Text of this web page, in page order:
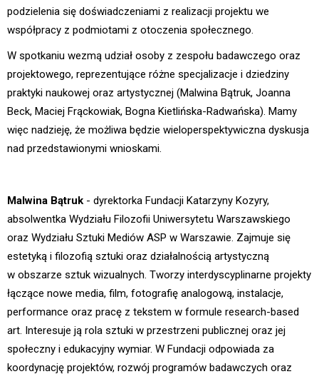
podzielenia się doświadczeniami z realizacji projektu we
współpracy z podmiotami z otoczenia społecznego.
W spotkaniu wezmą udział osoby z zespołu badawczego oraz
projektowego, reprezentujące różne specjalizacje i dziedziny
praktyki naukowej oraz artystycznej (Malwina Bątruk, Joanna
Beck, Maciej Frąckowiak, Bogna Kietlińska-Radwańska). Mamy
więc nadzieję, że możliwa będzie wieloperspektywiczna dyskusja
nad przedstawionymi wnioskami.
Malwina Bątruk - dyrektorka Fundacji Katarzyny Kozyry,
absolwentka Wydziału Filozofii Uniwersytetu Warszawskiego
oraz Wydziału Sztuki Mediów ASP w Warszawie. Zajmuje się
estetyką i filozofią sztuki oraz działalnością artystyczną
w obszarze sztuk wizualnych. Tworzy interdyscyplinarne projekty
łączące nowe media, film, fotografię analogową, instalacje,
performance oraz pracę z tekstem w formule research-based
art. Interesuje ją rola sztuki w przestrzeni publicznej oraz jej
społeczny i edukacyjny wymiar. W Fundacji odpowiada za
koordynację projektów, rozwój programów badawczych oraz